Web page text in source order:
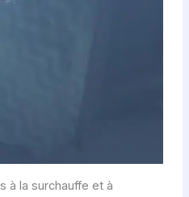
à la surchauffe et à